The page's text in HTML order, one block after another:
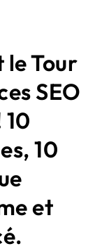
Tour
SEO
10
et